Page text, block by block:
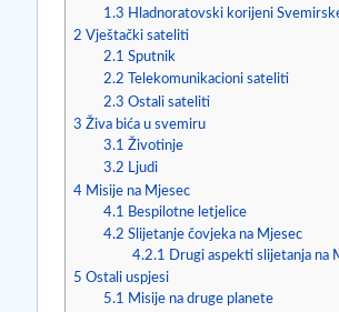
1.3 Hladnoratovski korijeni
2 Vještački sateliti
2.1 Sputnik
2.2
Telekomunikacioni sateliti
2.3 Ostali sateliti
3 Živa bića u svemiru
3.1 Životinje
3.2 Ljudi
4 Misije na Mjesec
4.1
Bespilotne letjelice
4.2 Slijetanje čovjeka na Mjesec
4.2.1 Drugi aspekti slijetanja na
5 Ostali uspjesi
5.1 Misije na druge planete